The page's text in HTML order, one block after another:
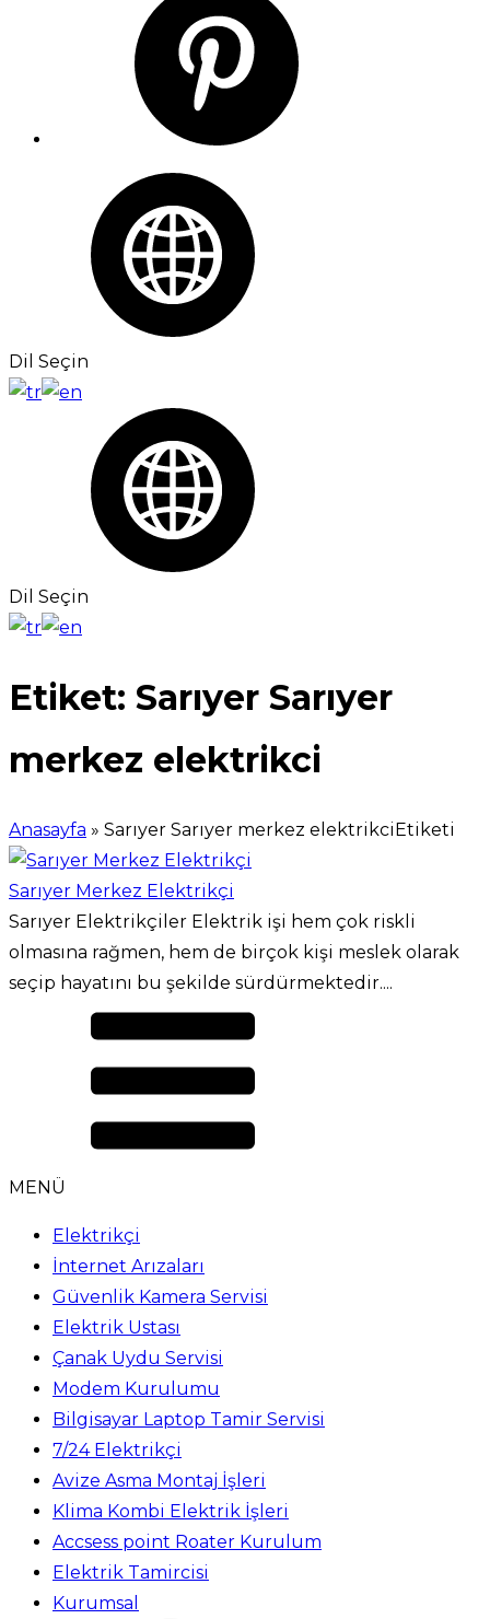
Dil Seçin
Dil Seçin
Etiket: Sarıyer Sarıyer
merkez elektrikci
Anasayfa » Sarıyer Sarıyer merkez elektrikciEtiketi
Sarıyer Merkez Elektrikçi
Sarıyer Elektrikçiler Elektrik işi hem çok riskli
olmasına rağmen, hem de birçok kişi meslek olarak
seçip hayatını bu şekilde sürdürmektedir....
MENÜ
Elektrikçi
İnternet Arızaları
Güvenlik Kamera Servisi
Elektrik Ustası
Çanak Uydu Servisi
Modem Kurulumu
Bilgisayar Laptop Tamir Servisi
7/24 Elektrikçi
Avize Asma Montaj İşleri
Klima Kombi Elektrik İşleri
Accsess point Roater Kurulum
Elektrik Tamircisi
Kurumsal